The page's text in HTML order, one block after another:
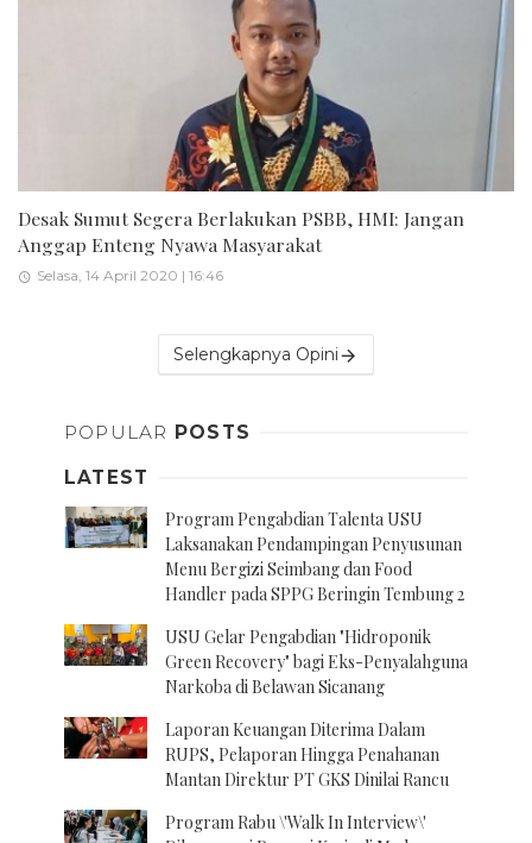
Desak Sumut Segera Berlakukan PSBB, HMI: Jangan
Anggap Enteng Nyawa Masyarakat
Selasa, 14 April 2020 | 16:46
Selengkapnya Opini
POPULAR POSTS
LATEST
Program Pengabdian Talenta USU
Laksanakan Pendampingan Penyusunan
Menu Bergizi Seimbang dan Food
Handler pada SPPG Beringin Tembung 2
USU Gelar Pengabdian "Hidroponik
Green Recovery" bagi Eks-Penyalahguna
Narkoba di Belawan Sicanang
Laporan Keuangan Diterima Dalam
RUPS, Pelaporan Hingga Penahanan
Mantan Direktur PT GKS Dinilai Rancu
Program Rabu \'Walk In Interview\'